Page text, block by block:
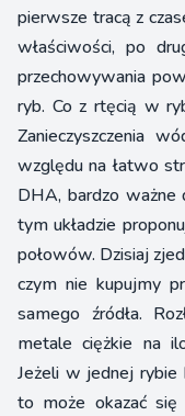
pierwsze tracą z
właściwości, po
przechowywania
ryb. Co z rtęcią w
Zanieczyszczenia
względu na łatwo
DHA, bardzo ważne
tym układzie
połowów. Dzisiaj
czym nie kupujmy
samego źródła.
metale ciężkie na
Jeżeli w jednej rybie
to może okazać